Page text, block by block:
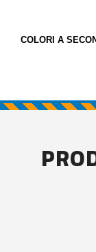
COLORI A